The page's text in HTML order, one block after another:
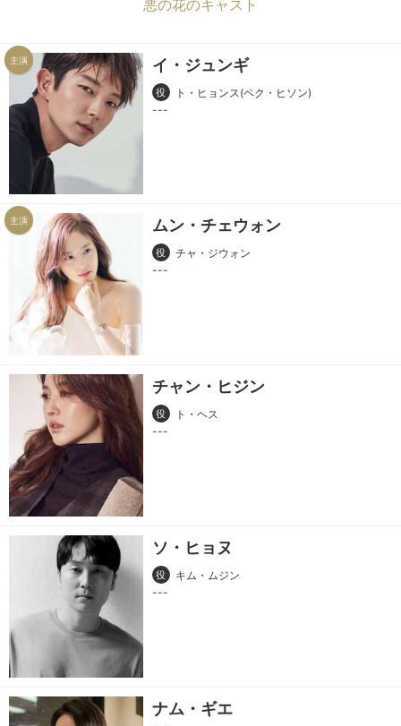
悪の花のキャスト
主演 イ・ジュンギ
役 ト・ヒョンス(ペク・ヒソン)
主演 ムン・チェウォン
役 チャ・ジウォン
チャン・ヒジン
役 ト・ヘス
ソ・ヒョヌ
役 キム・ムジン
ナム・ギエ